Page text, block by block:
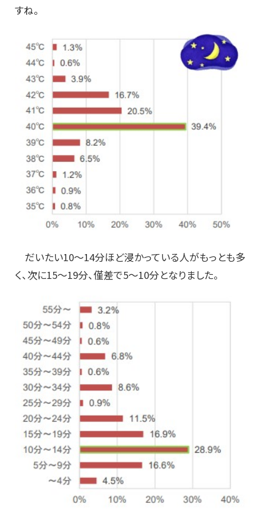
すね。
だいたい10～14分ほど浸かっている人がもっとも多
く、次に15～19分、僅差で5～10分となりました。